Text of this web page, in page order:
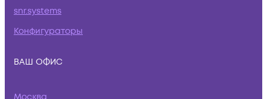
snr.systems
Конфигураторы
ВАШ ОФИС